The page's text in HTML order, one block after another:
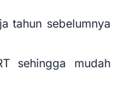
tahun sebelumnya
sehingga mudah